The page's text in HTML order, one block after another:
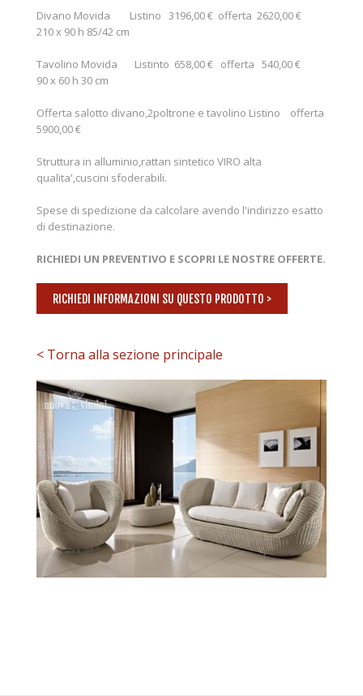
MOBILI IN GIUNCO
COMPLEMENTI
Divano Movida Listino 3196,00 € offerta 2620,00 €
210 x 90 h 85/42 cm
Tavolino Movida Listinto 658,00 € offerta 540,00 €
90 x 60 h 30 cm
Offerta salotto divano,2poltrone e tavolino Listino offerta
5900,00 €
Struttura in alluminio,rattan sintetico VIRO alta
qualita',cuscini sfoderabili.
Spese di spedizione da calcolare avendo l'indirizzo esatto
di destinazione.
RICHIEDI UN PREVENTIVO E SCOPRI LE NOSTRE OFFERTE.
RICHIEDI INFORMAZIONI SU QUESTO PRODOTTO >
< Torna alla sezione principale